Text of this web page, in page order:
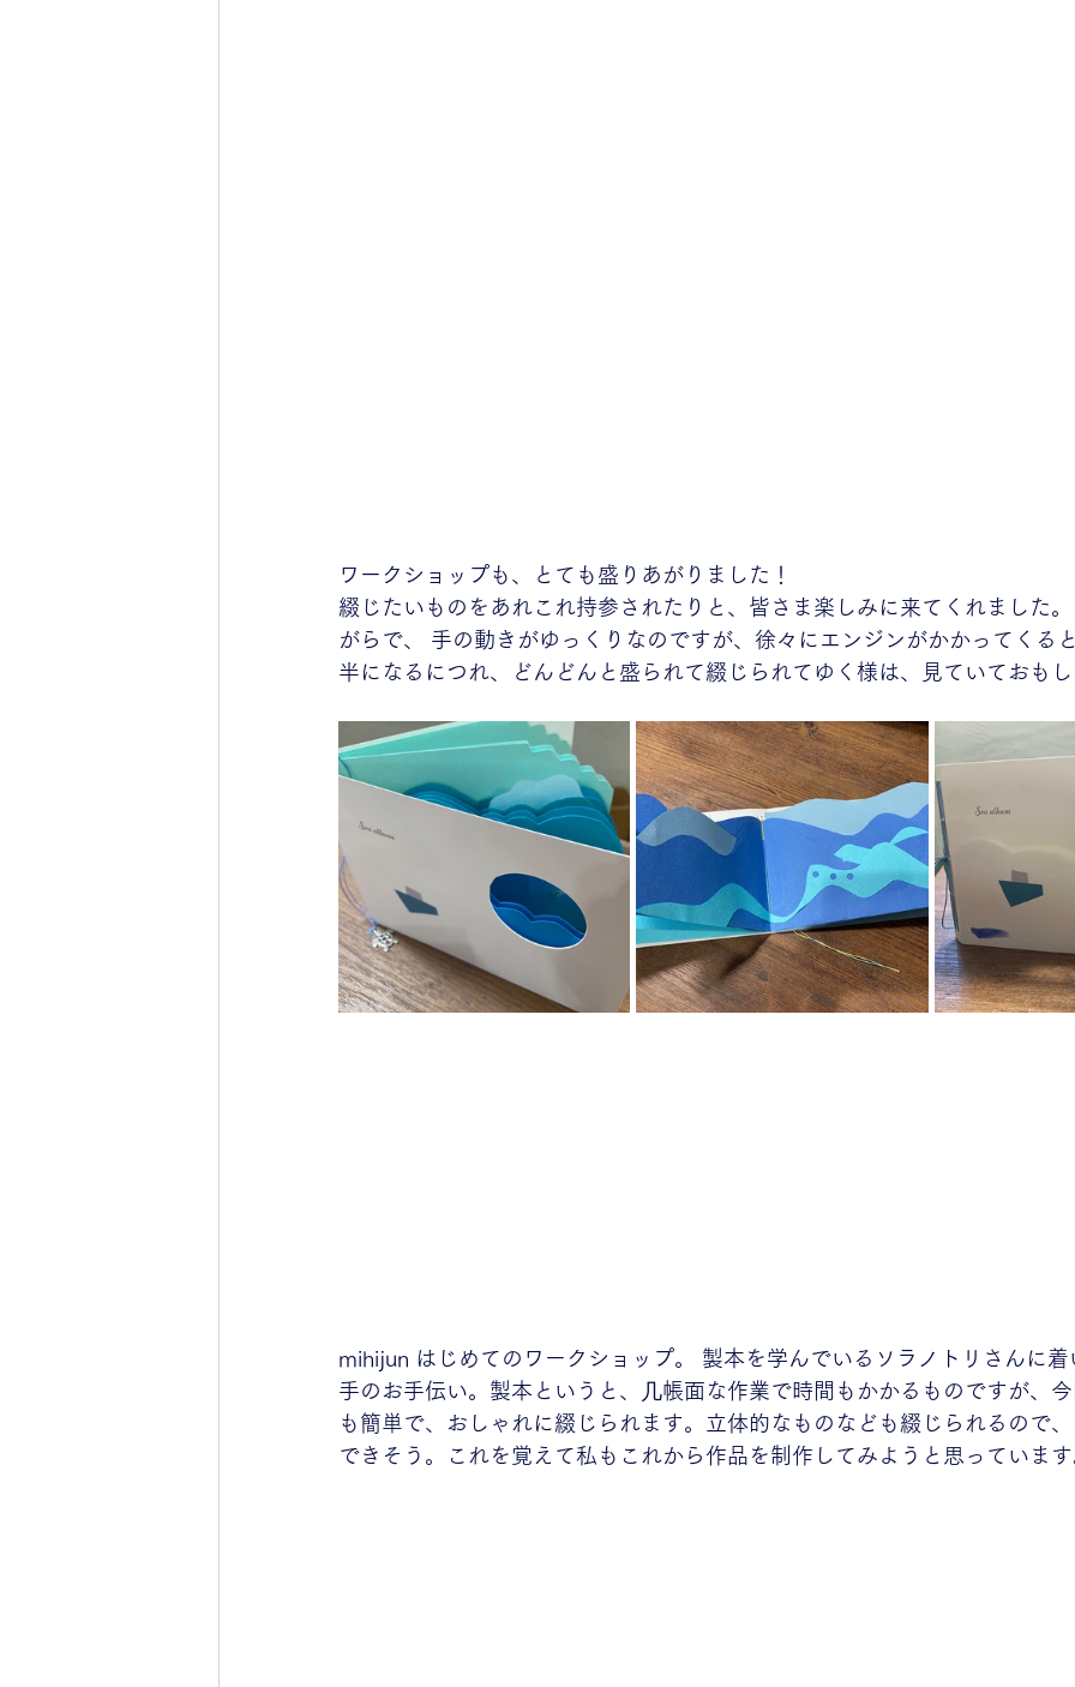
ワークショップも、とても盛りあがりました！
綴じたいものをあれこれ持参されたりと、皆さま楽しみに来てくれました
がらで、 手の動きがゆっくりなのですが、徐々にエンジンがかかってくる
半になるにつれ、どんどんと盛られて綴じられてゆく様は、見ていておもし
mihijun はじめてのワークショップ。 製本を学んでいるソラノトリさんに着
手のお手伝い。製本というと、几帳面な作業で時間もかかるものですが、
も簡単で、おしゃれに綴じられます。立体的なものなども綴じられるので
できそう。これを覚えて私もこれから作品を制作してみようと思っています